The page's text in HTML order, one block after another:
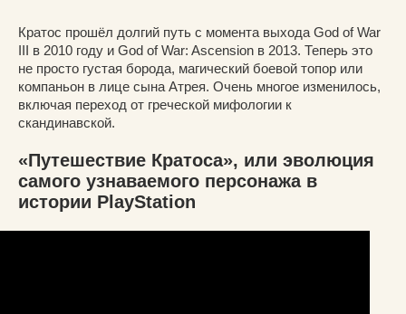
Кратос прошёл долгий путь с момента выхода God of War
III в 2010 году и God of War: Ascension в 2013. Теперь это
не просто густая борода, магический боевой топор или
компаньон в лице сына Атрея. Очень многое изменилось,
включая переход от греческой мифологии к
скандинавской.
«Путешествие Кратоса», или эволюция
самого узнаваемого персонажа в
истории PlayStation